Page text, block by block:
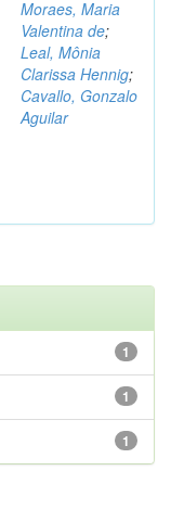
Moraes, Maria
Valentina de;
Leal, Mônia
Clarissa Hennig;
Cavallo, Gonzalo
Aguilar
1
1
1